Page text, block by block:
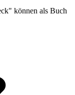
können als Buch